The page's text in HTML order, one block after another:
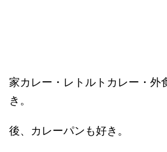
家カレー・レトルトカレー・外
き。
後、カレーパンも好き。